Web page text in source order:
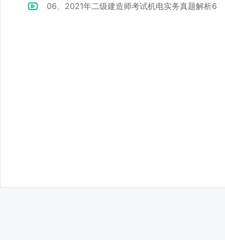
06、2021年二级建造师考试机电实务真题解析6